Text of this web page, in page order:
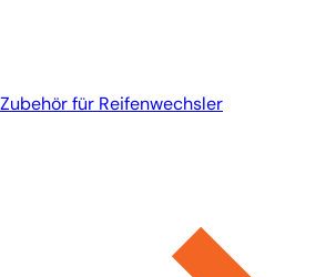
Zubehör für Reifenwechsler